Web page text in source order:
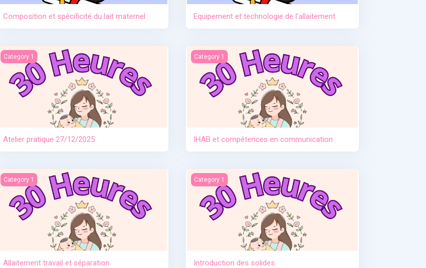
Composition et spécificité du lait maternel Equipement et technologie de l'allaitement
Atelier pratique 27/12/2025
Category 1
Atelier pratique 27/12/2025
IHAB et compétences en communication
Category 1
IHAB et compétences en communication
Allaitement travail et séparation
Category 1
Allaitement travail et séparation
Introduction des solides
Category 1
Introduction des solides